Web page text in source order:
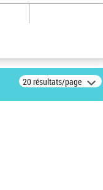
20 résultats/page